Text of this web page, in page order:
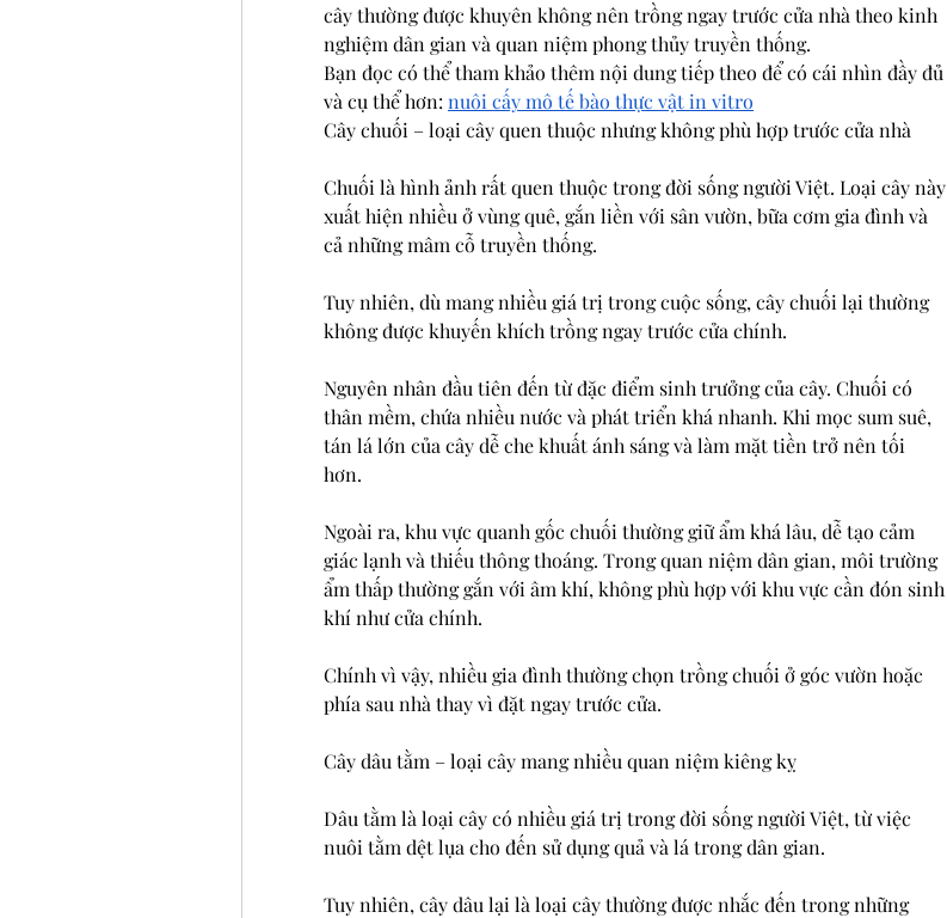
cây thường được khuyên không nên trồng ngay trước cửa nhà theo kinh
nghiệm dân gian và quan niệm phong thủy truyền thống.
Bạn đọc có thể tham khảo thêm nội dung tiếp theo để có cái nhìn đầy đủ
và cụ thể hơn: nuôi cấy mô tế bào thực vật in vitro
Cây chuối – loại cây quen thuộc nhưng không phù hợp trước cửa nhà
Chuối là hình ảnh rất quen thuộc trong đời sống người Việt. Loại cây này
xuất hiện nhiều ở vùng quê, gắn liền với sân vườn, bữa cơm gia đình và
cả những mâm cỗ truyền thống.
Tuy nhiên, dù mang nhiều giá trị trong cuộc sống, cây chuối lại thường
không được khuyến khích trồng ngay trước cửa chính.
Nguyên nhân đầu tiên đến từ đặc điểm sinh trưởng của cây. Chuối có
thân mềm, chứa nhiều nước và phát triển khá nhanh. Khi mọc sum suê,
tán lá lớn của cây dễ che khuất ánh sáng và làm mặt tiền trở nên tối
hơn.
Ngoài ra, khu vực quanh gốc chuối thường giữ ẩm khá lâu, dễ tạo cảm
giác lạnh và thiếu thông thoáng. Trong quan niệm dân gian, môi trường
ẩm thấp thường gắn với âm khí, không phù hợp với khu vực cần đón sinh
khí như cửa chính.
Chính vì vậy, nhiều gia đình thường chọn trồng chuối ở góc vườn hoặc
phía sau nhà thay vì đặt ngay trước cửa.
Cây dâu tằm – loại cây mang nhiều quan niệm kiêng kỵ
Dâu tằm là loại cây có nhiều giá trị trong đời sống người Việt, từ việc
nuôi tằm dệt lụa cho đến sử dụng quả và lá trong dân gian.
Tuy nhiên, cây dâu lại là loại cây thường được nhắc đến trong những